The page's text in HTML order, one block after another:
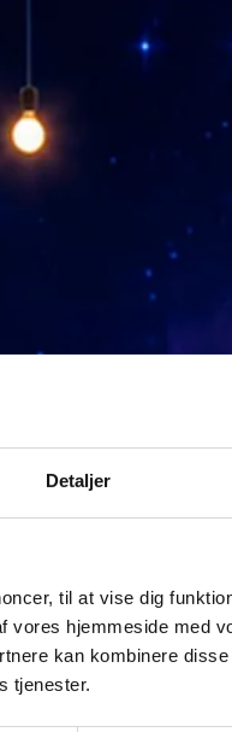
Detaljer
til at vise dig
hjemmeside med
kan kombinere
tjenester.